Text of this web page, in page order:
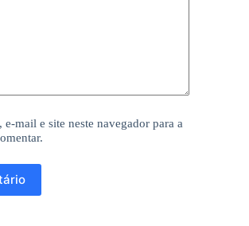
e-mail e site neste navegador para a